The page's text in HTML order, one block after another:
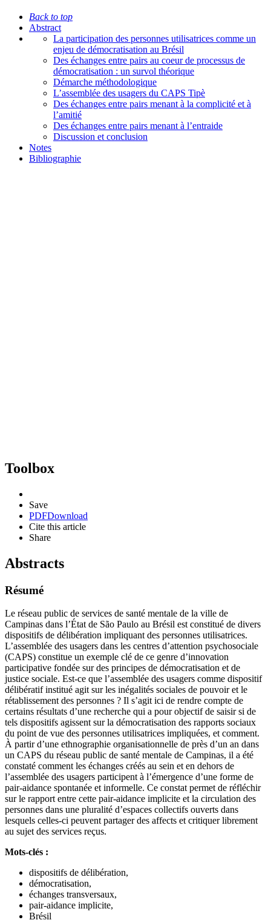
Back to top
Abstract
La participation des personnes utilisatrices comme un
enjeu de démocratisation au Brésil
Des échanges entre pairs au coeur de processus de
démocratisation : un survol théorique
Démarche méthodologique
L’assemblée des usagers du CAPS Tipè
Des échanges entre pairs menant à la complicité et à
l’amitié
Des échanges entre pairs menant à l’entraide
Discussion et conclusion
Notes
Bibliographie
Toolbox
Save
PDFDownload
Cite this article
Share
Abstracts
Résumé
Le réseau public de services de santé mentale de la ville de
Campinas dans l’État de São Paulo au Brésil est constitué de divers
dispositifs de délibération impliquant des personnes utilisatrices.
L’assemblée des usagers dans les centres d’attention psychosociale
(CAPS) constitue un exemple clé de ce genre d’innovation
participative fondée sur des principes de démocratisation et de
justice sociale. Est-ce que l’assemblée des usagers comme dispositif
délibératif institué agit sur les inégalités sociales de pouvoir et le
rétablissement des personnes ? Il s’agit ici de rendre compte de
certains résultats d’une recherche qui a pour objectif de saisir si de
tels dispositifs agissent sur la démocratisation des rapports sociaux
du point de vue des personnes utilisatrices impliquées, et comment.
À partir d’une ethnographie organisationnelle de près d’un an dans
un CAPS du réseau public de santé mentale de Campinas, il a été
constaté comment les échanges créés au sein et en dehors de
l’assemblée des usagers participent à l’émergence d’une forme de
pair-aidance spontanée et informelle. Ce constat permet de réfléchir
sur le rapport entre cette pair-aidance implicite et la circulation des
personnes dans une pluralité d’espaces collectifs ouverts dans
lesquels celles-ci peuvent partager des affects et critiquer librement
au sujet des services reçus.
Mots-clés :
dispositifs de délibération,
démocratisation,
échanges transversaux,
pair-aidance implicite,
Brésil